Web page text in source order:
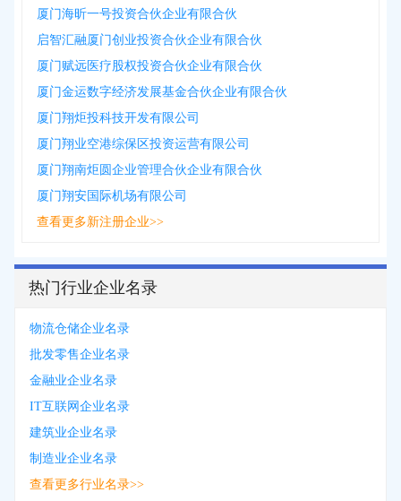
厦门海昕一号投资合伙企业有限合伙
启智汇融厦门创业投资合伙企业有限合伙
厦门赋远医疗股权投资合伙企业有限合伙
厦门金运数字经济发展基金合伙企业有限合伙
厦门翔炬投科技开发有限公司
厦门翔业空港综保区投资运营有限公司
厦门翔南炬圆企业管理合伙企业有限合伙
厦门翔安国际机场有限公司
查看更多新注册企业>>
热门行业企业名录
物流仓储企业名录
批发零售企业名录
金融业企业名录
IT互联网企业名录
建筑业企业名录
制造业企业名录
查看更多行业名录>>